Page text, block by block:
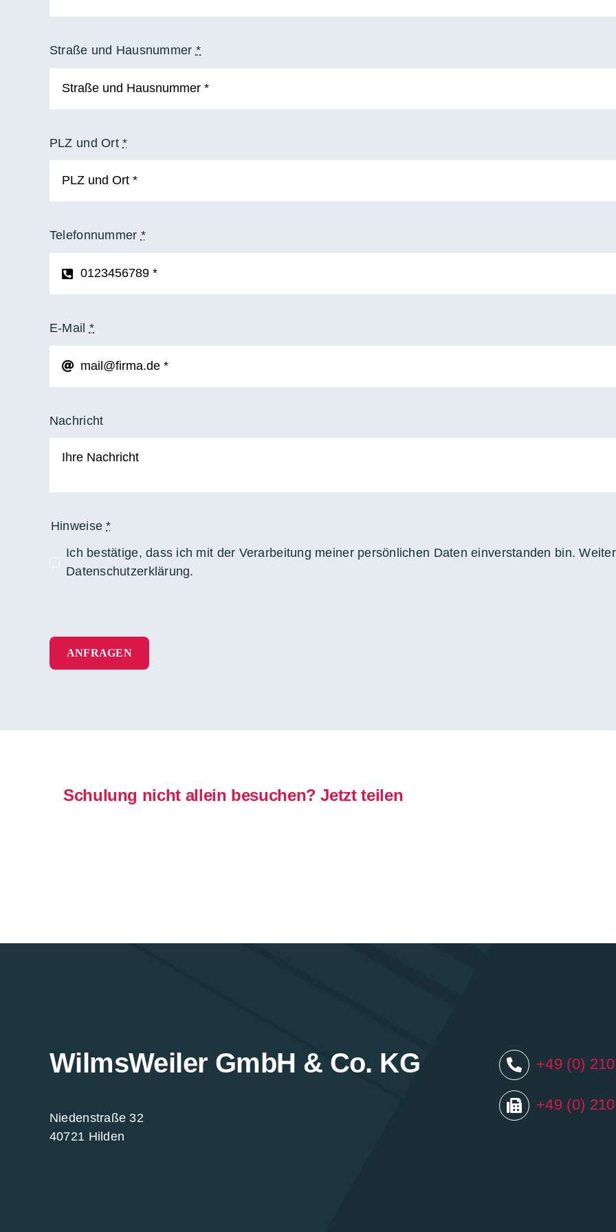
Straße und Hausnummer *
PLZ und Ort*
Telefonnummer *
E-Mail *
Nachricht
Hinweise*
Ich bestätige, dass ich mit der Verarbeitung meiner persönlichen Daten einverstanden bin.
Datenschutzerklärung.
ANFRAGEN
Schulung nicht allein besuchen? Jetzt teilen
WilmsWeiler GmbH & Co. KG
Niedenstraße 32
40721 Hilden
+49 (0)
+49 (0)